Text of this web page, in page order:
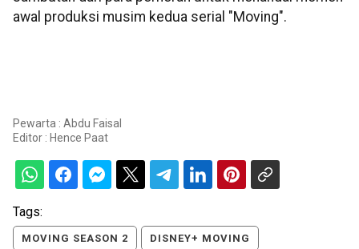
awal produksi musim kedua serial "Moving".
Pewarta : Abdu Faisal
Editor : Hence Paat
Tags:
MOVING SEASON 2 DISNEY+ MOVING